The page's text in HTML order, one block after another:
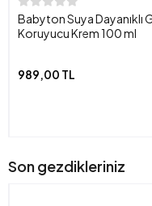
Babyton Suya Dayanıklı
Koruyucu Krem 100 ml
989,00 TL
Son gezdikleriniz